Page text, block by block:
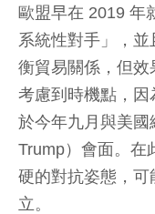
歐盟早在 2019 年
系統性對手」，
衡貿易關係，但
考慮到時機點，
於今年九月與美國
Trump）會面。在
硬的對抗姿態，
立。